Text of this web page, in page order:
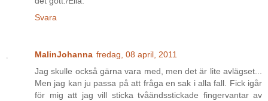
Svara
MalinJohanna fredag, 08 april, 2011
Jag skulle också gärna vara med, men det är lite avlägset...
Men jag kan ju passa på att fråga en sak i alla fall. Fick igår
för mig att jag vill sticka tvåändsstickade fingervantar av